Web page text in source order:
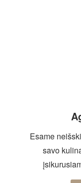
Esame
savo